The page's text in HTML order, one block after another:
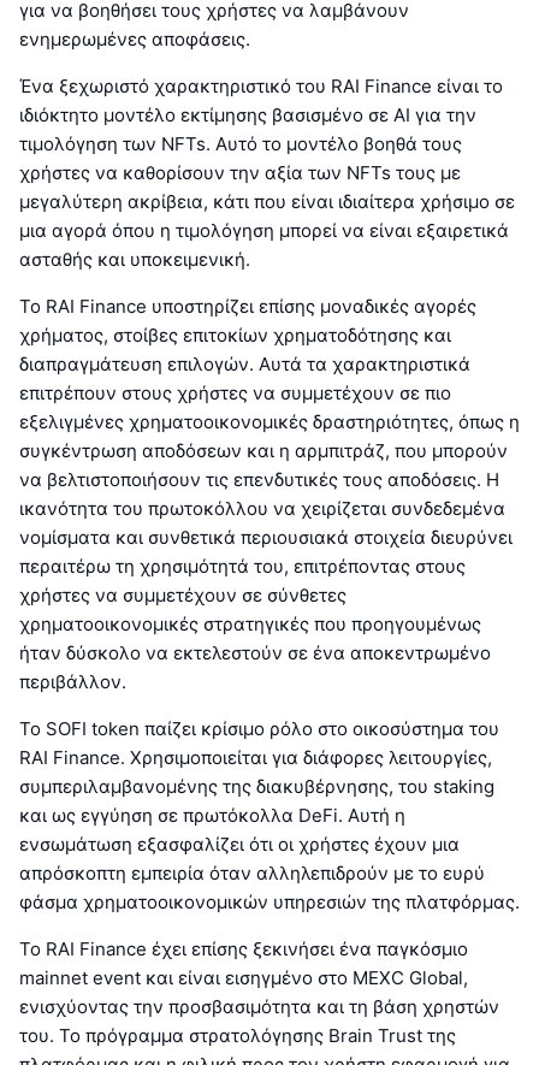
για να βοηθήσει τους χρήστες να λαμβάνουν
ενημερωμένες αποφάσεις.
Ένα ξεχωριστό χαρακτηριστικό του RAI Finance είναι το
ιδιόκτητο μοντέλο εκτίμησης βασισμένο σε AI για την
τιμολόγηση των NFTs. Αυτό το μοντέλο βοηθά τους
χρήστες να καθορίσουν την αξία των NFTs τους με
μεγαλύτερη ακρίβεια, κάτι που είναι ιδιαίτερα χρήσιμο σε
μια αγορά όπου η τιμολόγηση μπορεί να είναι εξαιρετικά
ασταθής και υποκειμενική.
Το RAI Finance υποστηρίζει επίσης μοναδικές αγορές
χρήματος, στοίβες επιτοκίων χρηματοδότησης και
διαπραγμάτευση επιλογών. Αυτά τα χαρακτηριστικά
επιτρέπουν στους χρήστες να συμμετέχουν σε πιο
εξελιγμένες χρηματοοικονομικές δραστηριότητες, όπως η
συγκέντρωση αποδόσεων και η αρμπιτράζ, που μπορούν
να βελτιστοποιήσουν τις επενδυτικές τους αποδόσεις. Η
ικανότητα του πρωτοκόλλου να χειρίζεται συνδεδεμένα
νομίσματα και συνθετικά περιουσιακά στοιχεία διευρύνει
περαιτέρω τη χρησιμότητά του, επιτρέποντας στους
χρήστες να συμμετέχουν σε σύνθετες
χρηματοοικονομικές στρατηγικές που προηγουμένως
ήταν δύσκολο να εκτελεστούν σε ένα αποκεντρωμένο
περιβάλλον.
Το SOFI token παίζει κρίσιμο ρόλο στο οικοσύστημα του
RAI Finance. Χρησιμοποιείται για διάφορες λειτουργίες,
συμπεριλαμβανομένης της διακυβέρνησης, του staking
και ως εγγύηση σε πρωτόκολλα DeFi. Αυτή η
ενσωμάτωση εξασφαλίζει ότι οι χρήστες έχουν μια
απρόσκοπτη εμπειρία όταν αλληλεπιδρούν με το ευρύ
φάσμα χρηματοοικονομικών υπηρεσιών της πλατφόρμας.
Το RAI Finance έχει επίσης ξεκινήσει ένα παγκόσμιο
mainnet event και είναι εισηγμένο στο MEXC Global,
ενισχύοντας την προσβασιμότητα και τη βάση χρηστών
του. Το πρόγραμμα στρατολόγησης Brain Trust της